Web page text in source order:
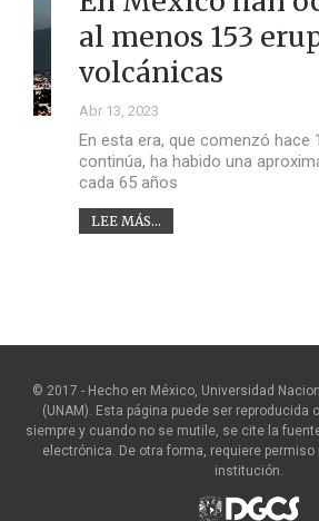
al menos 153
volcánicas
Abr 13, 2023
En esta era, que comenzó hace
continúa, ha habido una
cada 65 años
LEE MÁS...
© 2017 - Hecho en México, Universidad
(UNAM). Esta página puede ser reproducida
siempre y cuando no se mutile, se cite la
electrónica. De otra forma, requiere permiso
institución.